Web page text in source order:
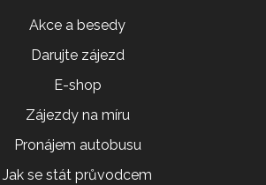
Akce a besedy
Darujte zájezd
E-shop
Zájezdy na míru
Pronájem autobusu
Jak se stát průvodcem